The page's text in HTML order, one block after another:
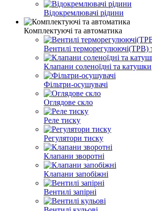
Відокремлювачі рідини
Комплектуючі та автоматика
Вентилі терморегулюючі(ТРВ)
Клапани соленоїдні та катушки
Фільтри-осушувачі
Оглядове скло
Реле тиску
Регулятори тиску
Клапани зворотні
Клапани запобіжні
Вентилі запірні